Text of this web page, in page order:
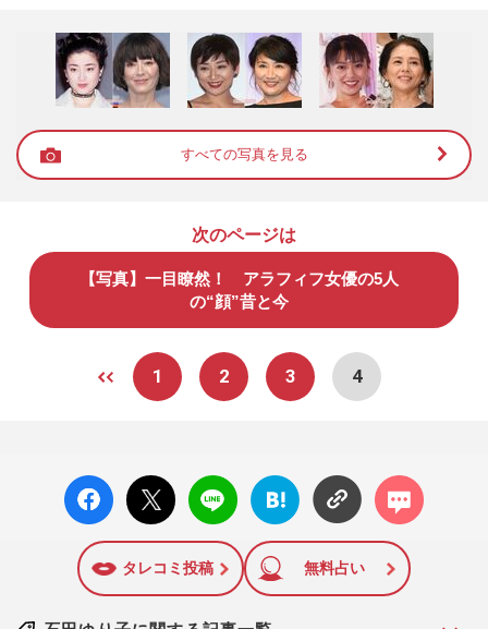
すべての写真を見る
次のページは
【写真】一目瞭然！ アラフィフ女優の5人
の“顔”昔と今
1 2 3 4
facebo
ok い
X ポス
ト
LINE
はてな
ブック
に追加
コメン
ト
タレコミ投稿 無料占い